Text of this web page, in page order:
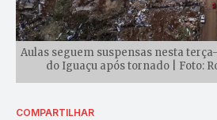
Aulas seguem suspensas nesta
do Iguaçu após tornado | Foto:
COMPARTILHAR